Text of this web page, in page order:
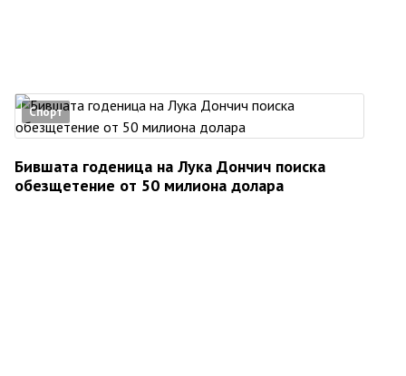
Спорт
Бившата годеница на Лука Дончич поиска
обезщетение от 50 милиона долара